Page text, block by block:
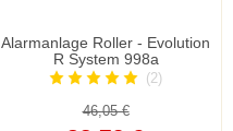
Alarmanlage Roller - Evolution
R System 998a
(2)
46,05 €